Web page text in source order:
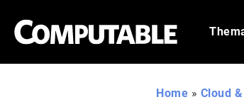
Home » Cloud